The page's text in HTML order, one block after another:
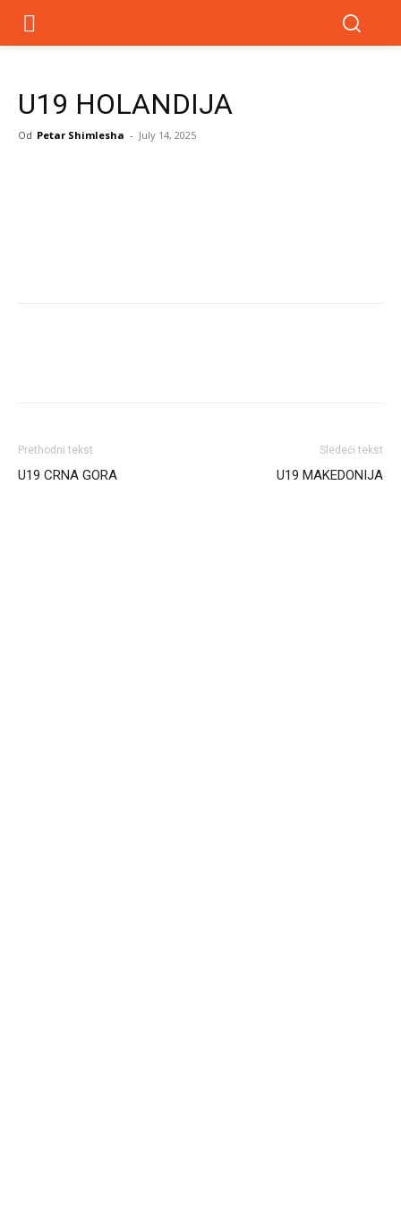
U19 HOLANDIJA
Od Petar Shimlesha - July 14, 2025
Prethodni tekst
U19 CRNA GORA
Sledeći tekst
U19 MAKEDONIJA